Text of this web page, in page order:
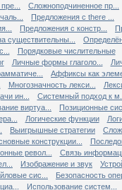
Сложноподчиненное пр...
Предложения с there ...
Предложения с констр...
существительны...
Порядковые числительные
Личные формы глаголо...
Аффиксы как
Многозначность лекси...
ин...
Системный подход к
виртуа...
Позиционные
Логические функции
Выигрышные стратегии
конструкции...
револ...
Связь
Изображение и звук
сис...
Безопасность
Использование систем...